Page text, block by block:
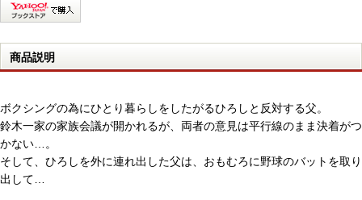
商品説明
ボクシングの為にひとり暮らしをしたがるひろしと反対する父。
鈴木一家の家族会議が開かれるが、両者の意見は平行線のまま決着がつ
かない…。
そして、ひろしを外に連れ出した父は、おもむろに野球のバットを取り
出して…